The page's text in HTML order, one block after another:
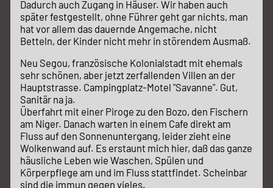
Dadurch auch Zugang in Häuser. Wir haben auch
später festgestellt, ohne Führer geht gar nichts, man
hat vor allem das dauernde Angemache, nicht
Betteln, der Kinder nicht mehr in störendem Ausmaß.
Neu Segou, französische Kolonialstadt mit ehemals
sehr schönen, aber jetzt zerfallenden Villen an der
Hauptstrasse. Campingplatz-Motel "Savanne". Gut,
Sanitär na ja.
Überfahrt mit einer Piroge zu den Bozo, den Fischern
am Niger. Danach warten in einem Cafe direkt am
Fluss auf den Sonnenuntergang, leider zieht eine
Wolkenwand auf. Es erstaunt mich hier, daß das ganze
häusliche Leben wie Waschen, Spülen und
Körperpflege am und im Fluss stattfindet. Scheinbar
sind die immun gegen vieles.